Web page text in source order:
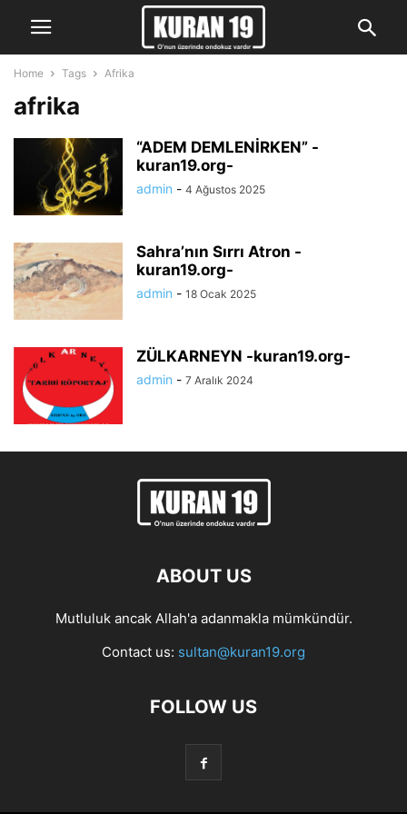
Home Tags Afrika
afrika
“ADEM DEMLENİRKEN” -
kuran19.org-
admin - 4 Ağustos 2025
Sahra’nın Sırrı Atron -
kuran19.org-
admin - 18 Ocak 2025
ZÜLKARNEYN -kuran19.org-
admin - 7 Aralık 2024
ABOUT US
Mutluluk ancak Allah'a adanmakla mümkündür.
Contact us: sultan@kuran19.org
FOLLOW US